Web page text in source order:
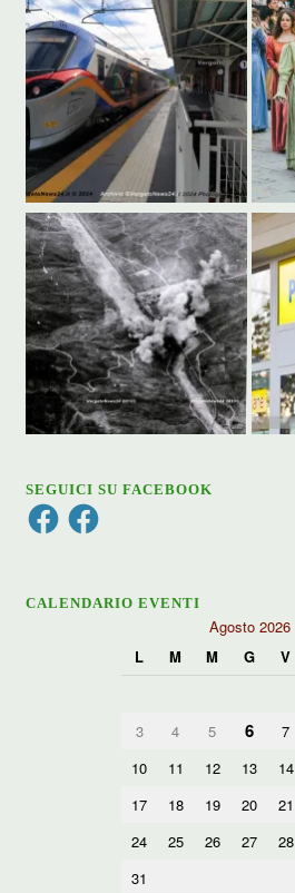
SEGUICI SU FACEBOOK
FacebookFacebook
CALENDARIO EVENTI
Agosto 2026
L
M M G V
3
4 5 6 7
10
11 12 13 14
17
18 19 20 21
24
25 26 27 28
31